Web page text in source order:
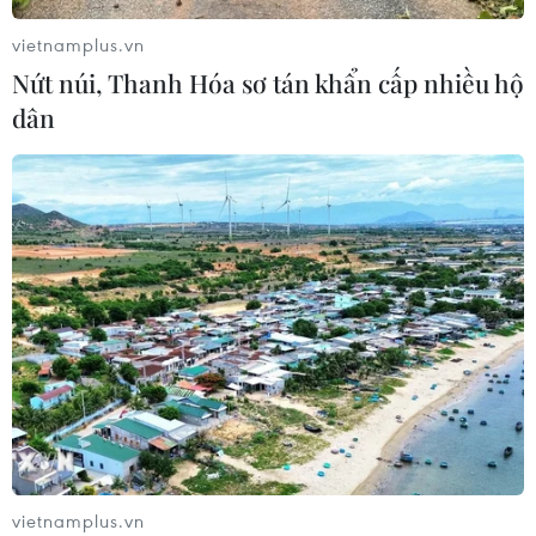
Xem thêm
CƠ QUAN CHỦ QUẢN: THÔNG TẤN XÃ VIỆT NAM
Tổng Biên tập: TRẦN TIẾN DUẨN
Phó Tổng Biên tập: NGUYỄN THỊ TÁM, KHÚC THANH
THỦY
Sở hữu trí tuệ
Quy định sử dụng
RSS
Hỗ trợ
vietnamplus.vn
Nứt núi, Thanh Hóa sơ tán khẩn cấp nhiều hộ
dân
vietnamplus.vn